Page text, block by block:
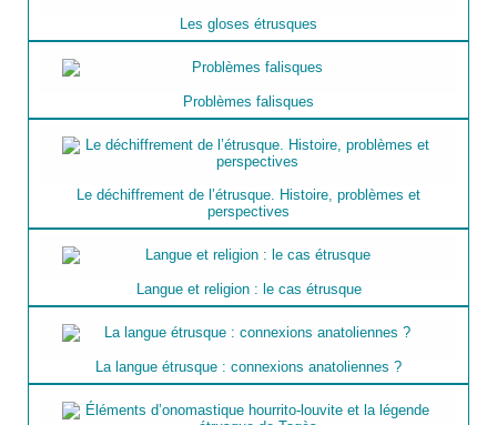
Les gloses étrusques
Problèmes falisques
Le déchiffrement de l’étrusque. Histoire, problèmes et
perspectives
Langue et religion : le cas étrusque
La langue étrusque : connexions anatoliennes ?